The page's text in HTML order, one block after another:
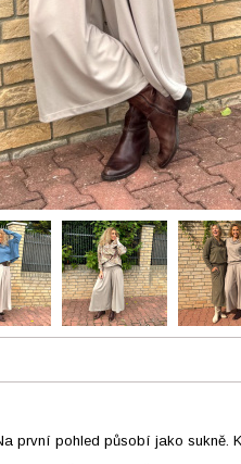
první pohled působí jako sukně.